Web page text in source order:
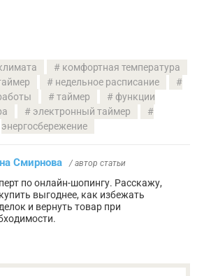
комфортная температура
недельное расписание
таймер
функции
электронный таймер
энергосбережение
Смирнова / автор статьи
по онлайн-шопингу. Расскажу,
выгоднее, как избежать
и вернуть товар при